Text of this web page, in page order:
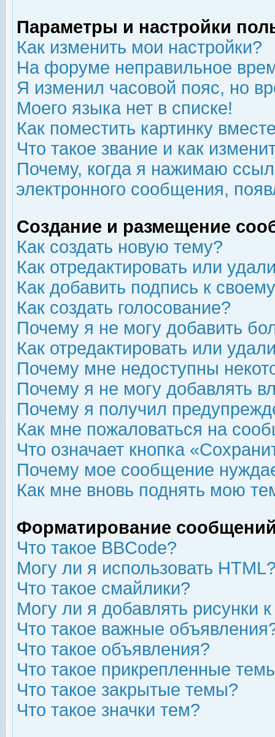
Параметры и настройки
Как изменить мои настройки?
На форуме неправильное
Я изменил часовой пояс, но
Моего языка нет в списке!
Как поместить картинку
Что такое звание и как
Почему, когда я нажимаю
электронного сообщения,
Создание и размещение
Как создать новую тему?
Как отредактировать или
Как добавить подпись к
Как создать голосование?
Почему я не могу добавить
Как отредактировать или
Почему мне недоступны
Почему я не могу добавлять
Почему я получил
Как мне пожаловаться на
Что означает кнопка
Почему мое сообщение
Как мне вновь поднять мою
Форматирование
Что такое BBCode?
Могу ли я использовать
Что такое смайлики?
Могу ли я добавлять рисунки
Что такое важные
Что такое объявления?
Что такое прикрепленные
Что такое закрытые темы?
Что такое значки тем?